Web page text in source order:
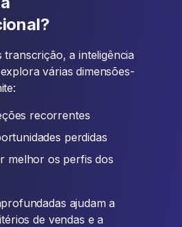
transcrição, a inteligência
várias dimensões-
recorrentes
perdidas
melhor os perfis dos
ajudam a
de vendas e a